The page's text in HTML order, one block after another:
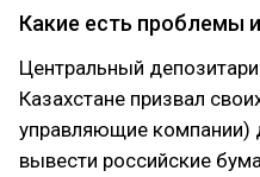
Какие есть проблемы
Центральный
Казахстане призвал
управляющие компании)
вывести российские